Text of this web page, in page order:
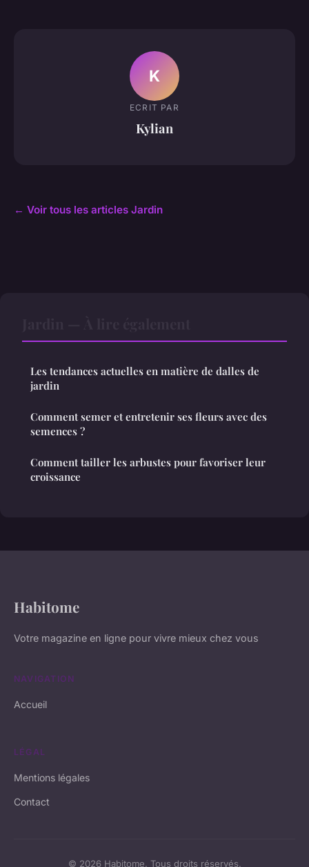
K
ECRIT PAR
Kylian
← Voir tous les articles Jardin
Les tendances actuelles en matière de dalles de
jardin
Comment semer et entretenir ses fleurs avec des
semences ?
Comment tailler les arbustes pour favoriser leur
croissance
Habitome
Votre magazine en ligne pour vivre mieux chez vous
NAVIGATION
Accueil
LÉGAL
Mentions légales
Contact
© 2026 Habitome. Tous droits réservés.